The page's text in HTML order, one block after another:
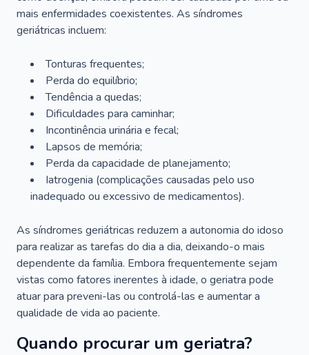
mais enfermidades coexistentes. As síndromes
geriátricas incluem:
Tonturas frequentes;
Perda do equilíbrio;
Tendência a quedas;
Dificuldades para caminhar;
Incontinência urinária e fecal;
Lapsos de memória;
Perda da capacidade de planejamento;
Iatrogenia (complicações causadas pelo uso
inadequado ou excessivo de medicamentos).
As síndromes geriátricas reduzem a autonomia do idoso
para realizar as tarefas do dia a dia, deixando-o mais
dependente da família. Embora frequentemente sejam
vistas como fatores inerentes à idade, o geriatra pode
atuar para preveni-las ou controlá-las e aumentar a
qualidade de vida ao paciente.
Quando procurar um geriatra?